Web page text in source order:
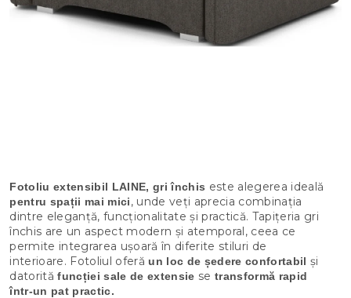
Fotoliu extensibil LAINE, gri închis este alegerea ideală
pentru spații mai mici, unde veți aprecia combinația
dintre eleganță, funcționalitate și practică. Tapițeria gri
închis are un aspect modern și atemporal, ceea ce
permite integrarea ușoară în diferite stiluri de
interioare. Fotoliul oferă un loc de ședere confortabil și
datorităfuncției sale de extensie se transformă rapid
într-un pat practic.